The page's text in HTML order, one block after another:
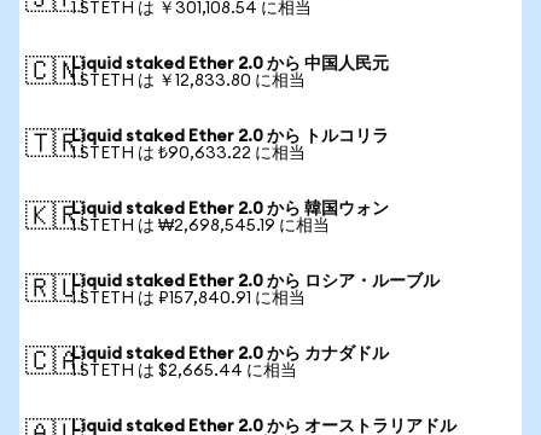
1 STETH は ￥301,108.54 に相当
🇨🇳Liquid staked Ether 2.0 から 中国人民元
1 STETH は ￥12,833.80 に相当
🇹🇷Liquid staked Ether 2.0 から トルコリラ
1 STETH は ₺90,633.22 に相当
🇰🇷Liquid staked Ether 2.0 から 韓国ウォン
1 STETH は ₩2,698,545.19 に相当
🇷🇺Liquid staked Ether 2.0 から ロシア・ルーブル
1 STETH は ₽157,840.91 に相当
🇨🇦Liquid staked Ether 2.0 から カナダドル
1 STETH は $2,665.44 に相当
Liquid staked Ether 2.0 から オーストラリアドル